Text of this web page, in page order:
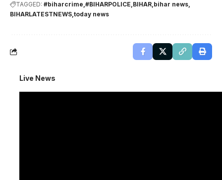
TAGGED: #biharcrime #BIHARPOLICE BIHAR bihar news
BIHARLATESTNEWS today news
Live News